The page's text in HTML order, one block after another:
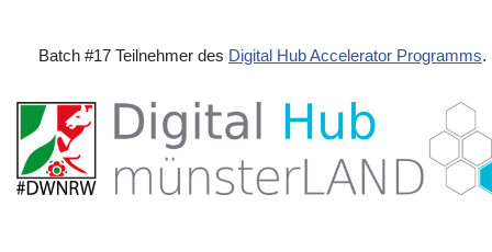
Batch #17 Teilnehmer des Digital Hub Accelerator Programms.